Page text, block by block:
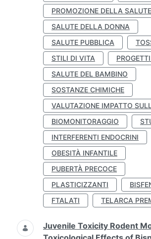
PROMOZIONE DELLA SALUTE
SALUTE DELLA DONNA
SALUTE PUBBLICA
STILI DI VITA
SALUTE DEL BAMBINO
SOSTANZE CHIMICHE
VALUTAZIONE IMPATTO
BIOMONITORAGGIO
INTERFERENTI ENDOCRINI
OBESITÀ INFANTILE
PUBERTÀ PRECOCE
PLASTICIZZANTI
FTALATI
TELARCA
Juvenile Toxicity Rodent